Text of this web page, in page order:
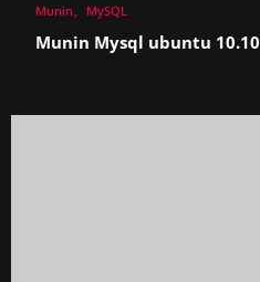
Munin MySQL
Munin Mysql ubuntu 10.10